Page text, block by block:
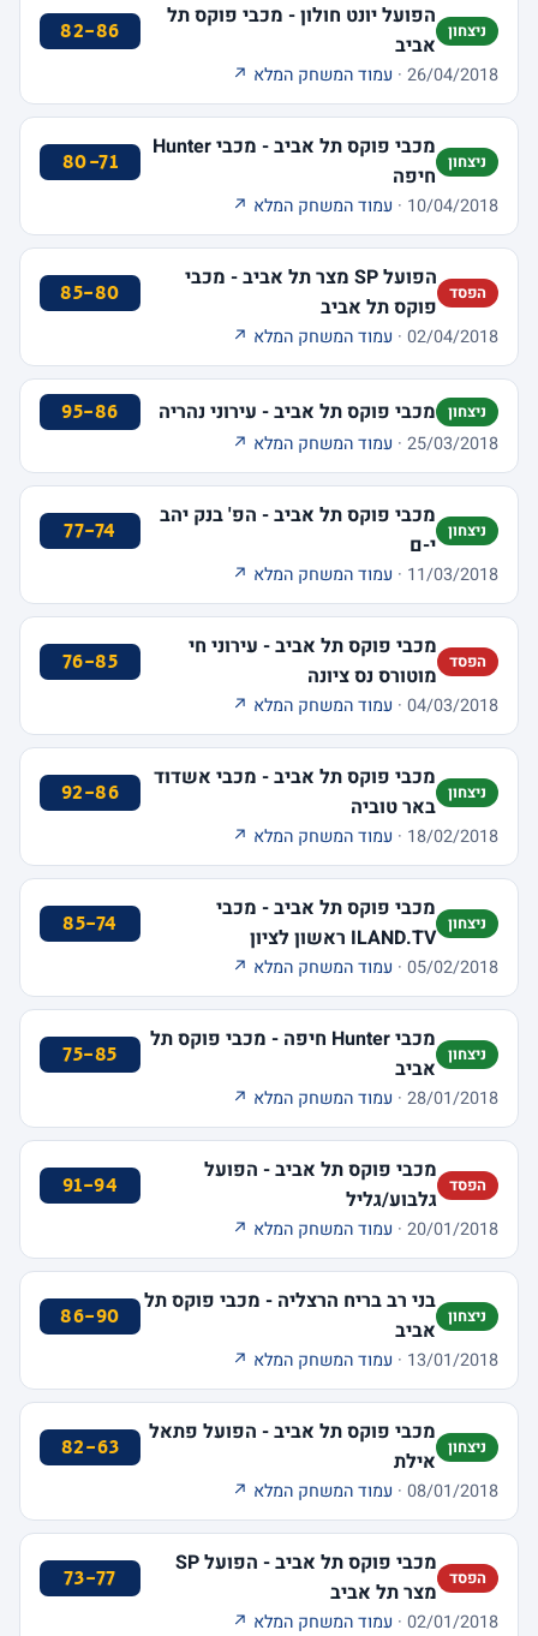
ניצחון
הפועל יונט חולון - מכבי פוקס תל
אביב
82-86
26/04/2018 · עמוד המשחק המלא ↗
ניצחון
מכבי פוקס תל אביב - מכבי Hunter
חיפה
80-71
10/04/2018 · עמוד המשחק המלא ↗
הפסד
הפועל SP מצר תל אביב - מכבי
פוקס תל אביב
85-80
02/04/2018 · עמוד המשחק המלא ↗
ניצחון מכבי פוקס תל אביב - עירוני נהריה 95-86
25/03/2018 · עמוד המשחק המלא ↗
ניצחון
מכבי פוקס תל אביב - הפ' בנק יהב
י-ם
77-74
11/03/2018 · עמוד המשחק המלא ↗
הפסד
מכבי פוקס תל אביב - עירוני חי
מוטורס נס ציונה
76-85
04/03/2018 · עמוד המשחק המלא ↗
ניצחון
מכבי פוקס תל אביב - מכבי אשדוד
באר טוביה
92-86
18/02/2018 · עמוד המשחק המלא ↗
ניצחון
מכבי פוקס תל אביב - מכבי
ILAND.TV ראשון לציון
85-74
05/02/2018 · עמוד המשחק המלא ↗
ניצחון
מכבי Hunter חיפה - מכבי פוקס תל
אביב
75-85
28/01/2018 · עמוד המשחק המלא ↗
הפסד
מכבי פוקס תל אביב - הפועל
גלבוע/גליל
91-94
20/01/2018 · עמוד המשחק המלא ↗
ניצחון
בני רב בריח הרצליה - מכבי פוקס תל
אביב
86-90
13/01/2018 · עמוד המשחק המלא ↗
ניצחון
מכבי פוקס תל אביב - הפועל פתאל
אילת
82-63
08/01/2018 · עמוד המשחק המלא ↗
הפסד
מכבי פוקס תל אביב - הפועל SP
מצר תל אביב
73-77
02/01/2018 · עמוד המשחק המלא ↗